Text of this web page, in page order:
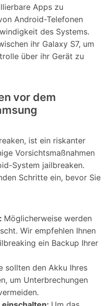
Apps zu
Android-Telefonen
des Systems.
ihr Galaxy S7, um
über ihr Gerät zu
vor dem
ist ein riskanter
Vorsichtsmaßnahmen
System jailbreaken.
Schritte ein, bevor Sie
Möglicherweise werden
Wir empfehlen Ihnen
ein Backup Ihrer
sollten den Akku Ihres
um Unterbrechungen